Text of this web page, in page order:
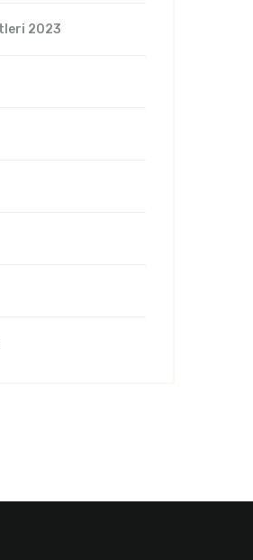
2023